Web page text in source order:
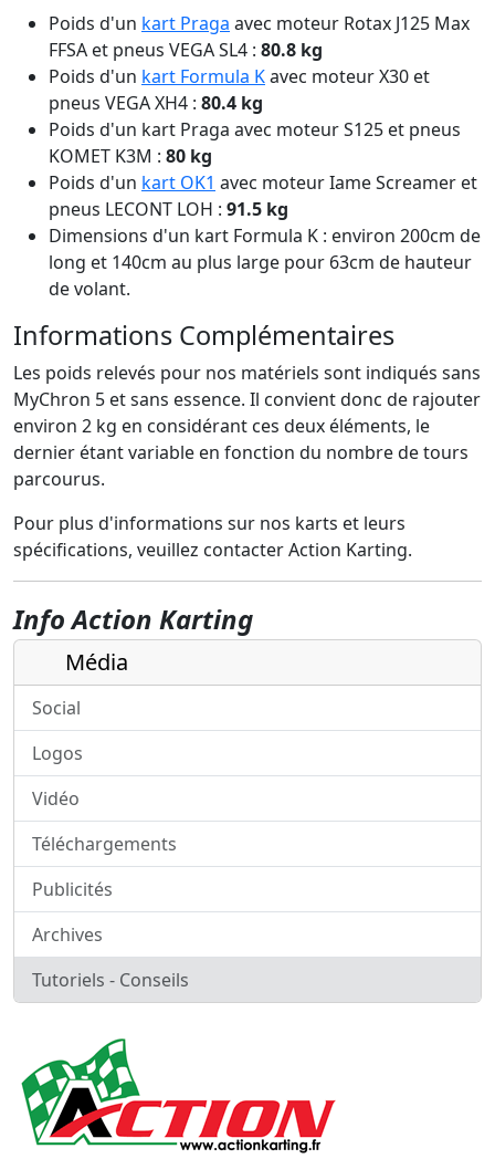
Poids d'un kart Praga avec moteur Rotax J125 Max
FFSA et pneus VEGA SL4 : 80.8 kg
Poids d'un kart Formula Kavec moteur X30 et
pneus VEGA XH4 : 80.4 kg
Poids d'un kart Praga avec moteur S125 et pneus
KOMET K3M : 80 kg
Poids d'un kart OK1 avec moteur Iame Screamer et
pneus LECONT LOH : 91.5 kg
Dimensions d'un kart Formula K : environ 200cm de
long et 140cm au plus large pour 63cm de hauteur
de volant.
Informations Complémentaires
Les poids relevés pour nos matériels sont indiqués sans
MyChron 5 et sans essence. Il convient donc de rajouter
environ 2 kg en considérant ces deux éléments, le
dernier étant variable en fonction du nombre de tours
parcourus.
Pour plus d'informations sur nos karts et leurs
spécifications, veuillez contacter Action Karting.
Info Action Karting
Média
Social
Logos
Vidéo
Téléchargements
Publicités
Archives
Tutoriels - Conseils